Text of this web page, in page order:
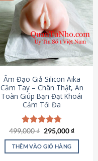
Âm Đạo Giả Silicon Aika
Cầm Tay – Chân Thật, An
Toàn Giúp Bạn Đạt Khoái
Cảm Tối Đa
Được xếp
hạng4.75
5 sao
499,000₫ Giá
là:
499,000 ₫.
295,000₫Giá
tại
THÊM VÀO GIỎ HÀNG